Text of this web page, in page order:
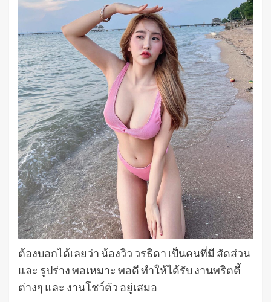
ต้องบอกได้เลยว่า น้องวิว วรธิดา เป็นคนที่มี สัดส่วน
และ รูปร่าง พอเหมาะ พอดี ทำให้ได้รับ งานพริตตี้
ต่างๆ และ งานโชว์ตัว อยู่เสมอ